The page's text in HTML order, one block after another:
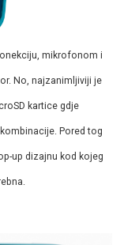
mikrofonom i
No, najzanimljiviji je
kartice gdje
Pored tog
up dizajnu kod kojeg